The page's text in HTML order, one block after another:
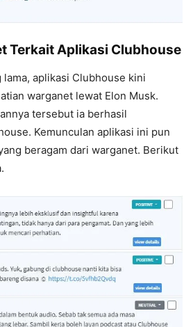
Terkait Aplikasi Clubhouse
aplikasi Clubhouse kini
warganet lewat Elon Musk.
tersebut ia berhasil
Kemunculan aplikasi ini pun
beragam dari warganet. Berikut